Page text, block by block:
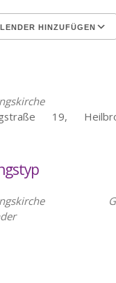
HINZUFÜGEN
19,